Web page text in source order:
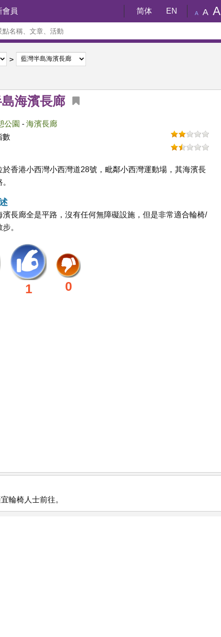
會員 简体 EN A A A
海濱長廊
公園 - 海濱長廊
數
於香港小西灣小西灣道28號，毗鄰小西灣運動場，其海濱長
濱長廊全是平路，沒有任何無障礙設施，但是非常適合輪椅/
。
1 0
輪椅人士前往。